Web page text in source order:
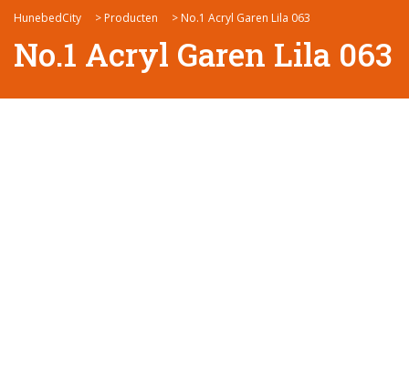
HunebedCity > Producten > No.1 Acryl Garen Lila 063
No.1 Acryl Garen Lila 063